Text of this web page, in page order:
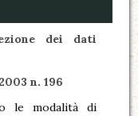
dei dati
n. 196
le modalità di